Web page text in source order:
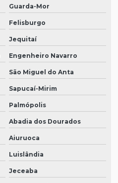
Guarda-Mor
Felisburgo
Jequitaí
Engenheiro Navarro
São Miguel do Anta
Sapucaí-Mirim
Palmópolis
Abadia dos Dourados
Aiuruoca
Luislândia
Jeceaba